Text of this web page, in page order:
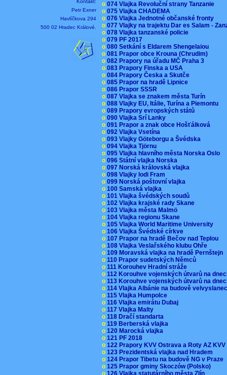
Petr Exner
Havlíčkova 294
500 02 Hradec Králové.
o 074 Vlajka Revoluční strany Tanzanie
o 075 Vlajka CHADEMA
o 076 Vlajka Jednotné občanské fronty
o 077 Vlajky na trajektu Dar es Salam -
o 078 Vlajka tanzanské policie
o 079 PF 2017
o 080 Setkání s Eldarem Shengelaiou
o 081 Prapor obce Krouna (Chrudim)
o 082 Prapory na úřadu MČ Praha 3
o 083 Prapory Finska a USA
o 084 Prapory Česka a Skutče
o 085 Prapor na hradě Lipnice
o 086 Prapor SSSR
o 087 Vlajka se znakem města Turín
o 088 Vlajky EU, Itálie, Turína a Piemontu
o 089 Prapory evropských států
o 090 Vlajka Srí Lanky
o 091 Prapor a znak obce Hošťálková
o 092 Vlajka Vsetína
o 093 Vlajky Göteborgu a Švédska
o 094 Vlajka Tjörnu
o 095 Vlajka hlavního města Norska Oslo
o 096 Státní vlajka Norska
o 097 Norská královská vlajka
o 098 Vlajky lodi Fram
o 099 Norská poštovní vlajka
o 100 Samská vlajka
o 101 Vlajka švédských soudů
o 102 Vlajka krajské rady Skane
o 103 Vlajka města Malmö
o 104 Vlajka regionu Skane
o 105 Vlajka World Maritime University
o 106 Vlajka Švédské církve
o 107 Prapor na hradě Bečov nad Teplou
o 108 Vlajka Veslařského klubu Ohře
o 109 Moravská vlajka na hradě Pernštejn
o 110 Prapor sudetských Němců
o 111 Korouhev Hradní stráže
o 112 Korouhve vojenských útvarů na
o 113 Korouhve vojenských útvarů na
o 114 Vlajka Albánie na budově
o 115 Vlajka Humpolce
o 116 Vlajka emirátu Dubaj
o 117 Vlajka Malty
o 118 Dračí standarta
o 119 Berberská vlajka
o 120 Marocká vlajka
o 121 PF 2018
o 122 Prapory KVV Ostrava a Roty AZ
o 123 Prezidentská vlajka nad Hradem
o 124 Prapor Tibetu na budově NG v Praze
o 125 Prapor gminy Skoczów (Polsko)